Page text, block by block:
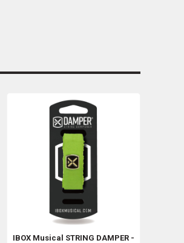
IBOX Musical STRING DAMPER -